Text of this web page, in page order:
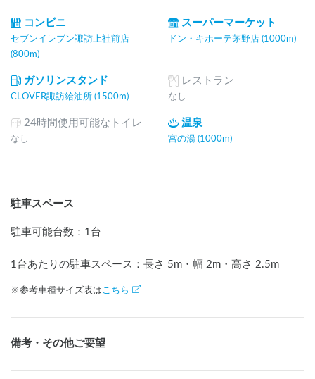
コンビニ
セブンイレブン諏訪上社前店
(800m)
スーパーマーケット
ドン・キホーテ茅野店 (1000m)
ガソリンスタンド
CLOVER諏訪給油所 (1500m)
レストラン
なし
24時間使用可能なトイレ
なし
温泉
宮の湯 (1000m)
駐車スペース
駐車可能台数 ： 1台
1台あたりの駐車スペース：長さ 5m ・幅 2m ・高さ 2.5m
※参考車種サイズ表は こちら
備考・その他ご要望